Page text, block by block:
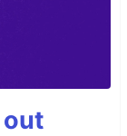
out